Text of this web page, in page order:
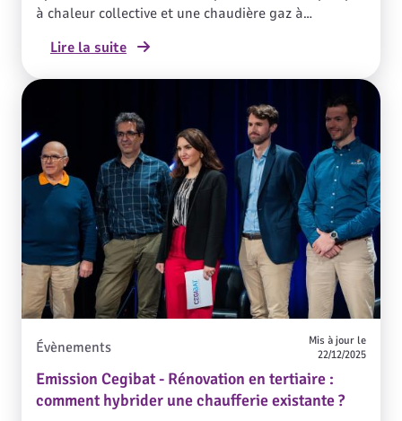
à chaleur collective et une chaudière gaz à
intelligente. Dans un contexte d’approvisionnement
compatible avec les dernières évolutions
réglementaires, en neuf comme en rénovation.
Lire la suite
Emission Cegibat - Rénovation en tertiaire :
comment hybrider une chaufferie existante ?
Évènements
Mis à jour le
22/12/2025